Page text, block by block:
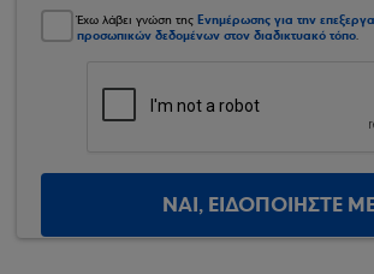
Έχω λάβει γνώση της Ενημέρωσης για την
προσωπικών δεδομένων στον διαδικτυακό τόπο.
ΝΑΙ, ΕΙΔΟΠΟΙΗΣΤΕ